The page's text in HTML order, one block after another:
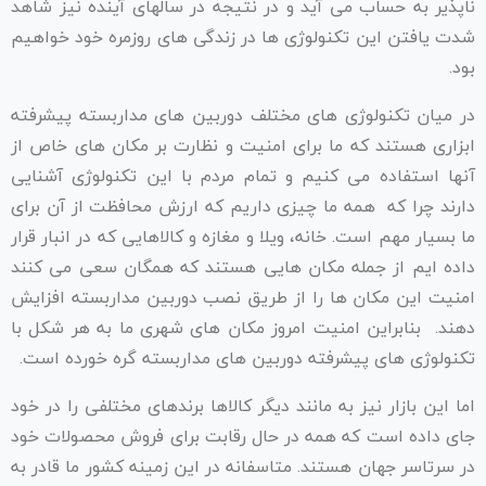
ناپذیر به حساب می آید و در نتیجه در سالهای آینده نیز شاهد
شدت یافتن این تکنولوژی ها در زندگی های روزمره خود خواهیم
بود.
در میان تکنولوژی های مختلف دوربین های مداربسته پیشرفته
ابزاری هستند که ما برای امنیت و نظارت بر مکان های خاص از
آنها استفاده می کنیم و تمام مردم با این تکنولوژی آشنایی
دارند چرا که همه ما چیزی داریم که ارزش محافظت از آن برای
ما بسیار مهم است. خانه، ویلا و مغازه و کالاهایی که در انبار قرار
داده ایم از جمله مکان هایی هستند که همگان سعی می کنند
امنیت این مکان ها را از طریق نصب دوربین مداربسته افزایش
دهند. بنابراین امنیت امروز مکان های شهری ما به هر شکل با
تکنولوژی های پیشرفته دوربین های مداربسته گره خورده است.
اما این بازار نیز به مانند دیگر کالاها برندهای مختلفی را در خود
جای داده است که همه در حال رقابت برای فروش محصولات خود
در سرتاسر جهان هستند. متاسفانه در این زمینه کشور ما قادر به